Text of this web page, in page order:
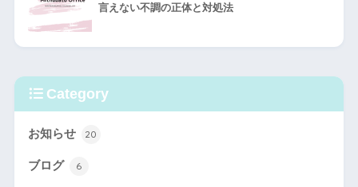
言えない不調の正体と対処法
Category
お知らせ 20
ブログ 6